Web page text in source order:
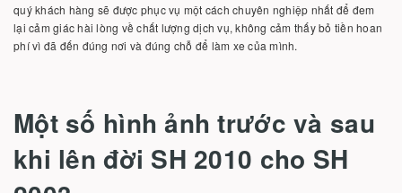
quý khách hàng sẽ được phục vụ một cách chuyên nghiệp nhất để đem
lại cảm giác hài lòng về chất lượng dịch vụ, không cảm thấy bỏ tiền hoan
phí vì đã đến đúng nơi và đúng chỗ để làm xe của mình.
Một số hình ảnh trước và sau
khi lên đời SH 2010 cho SH